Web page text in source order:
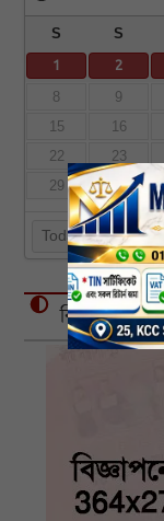
S S
1 2
8 9
15
16
22
23
29
30
Today
বিজ্ঞাপন